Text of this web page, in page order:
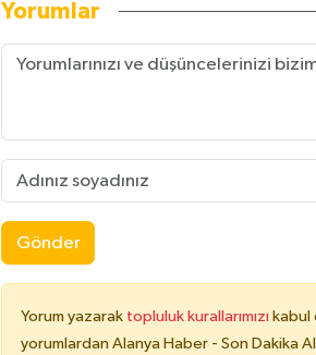
Yorumlar
Gönder
Yorum yazarak topluluk kurallarımızı kabul
yorumlardan Alanya Haber - Son Dakika